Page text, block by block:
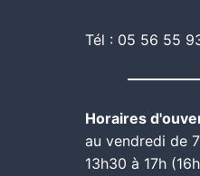
Tél : 05 56 55
Horaires
au vendredi de
13h30 à 17h